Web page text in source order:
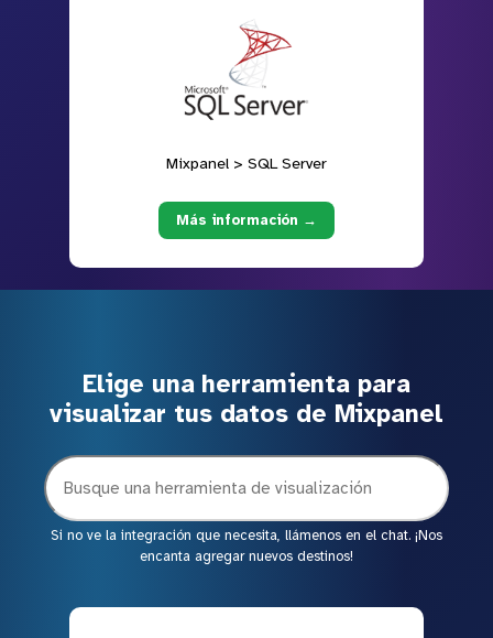
Mixpanel > SQL Server
Más información →
Elige una herramienta para
visualizar tus datos de Mixpanel
Si no ve la integración que necesita, llámenos en el chat. ¡Nos
encanta agregar nuevos destinos!